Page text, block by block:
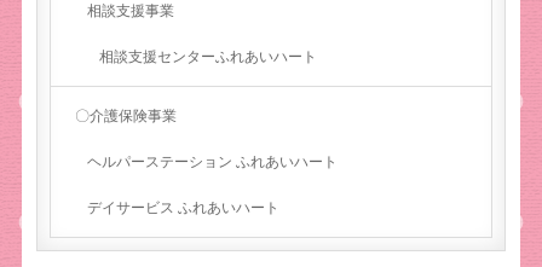
相談支援事業
相談支援センターふれあいハート
〇介護保険事業
ヘルパーステーション ふれあいハート
デイサービス ふれあいハート